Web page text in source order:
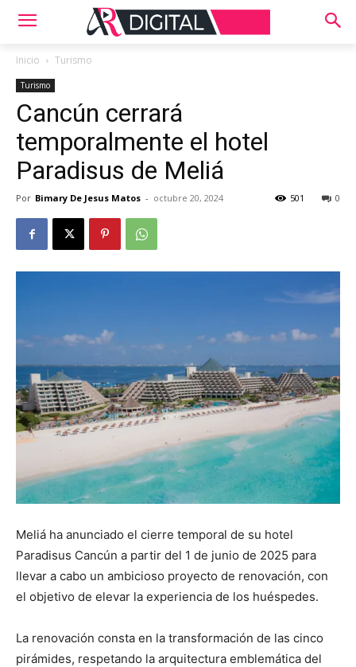
Inicio Turismo
Turismo
Cancún cerrará
temporalmente el hotel
Paradisus de Meliá
Por Bimary De Jesus Matos - octubre 20, 2024 0
501
Meliá ha anunciado el cierre temporal de su hotel
Paradisus Cancún a partir del 1 de junio de 2025 para
llevar a cabo un ambicioso proyecto de renovación, con
el objetivo de elevar la experiencia de los huéspedes.
La renovación consta en la transformación de las cinco
pirámides, respetando la arquitectura emblemática del